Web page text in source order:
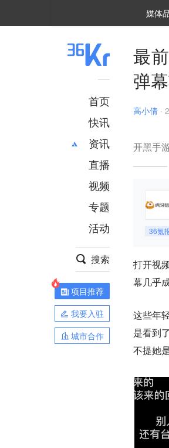
媒体
首页
快讯
资讯
推荐
财经
项目推荐
安徽
直播
视频
专题
活动
搜索
项目推荐
我要入驻
城市合作
最
弹
高小倩 ·
开黑手
36氪
打开视
幕几乎
这些年
是看到
不提她